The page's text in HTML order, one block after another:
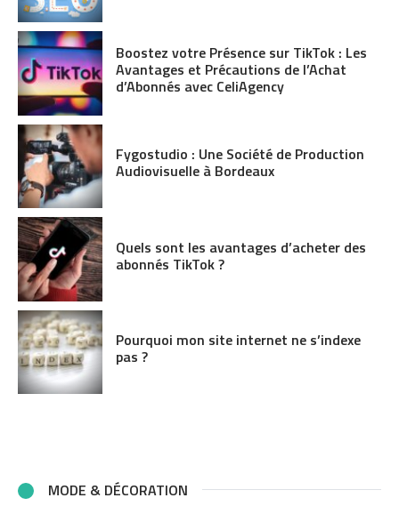
Boostez votre Présence sur TikTok : Les
Avantages et Précautions de l’Achat
d’Abonnés avec CeliAgency
Fygostudio : Une Société de Production
Audiovisuelle à Bordeaux
Quels sont les avantages d’acheter des
abonnés TikTok ?
Pourquoi mon site internet ne s’indexe
pas ?
MODE & DÉCORATION